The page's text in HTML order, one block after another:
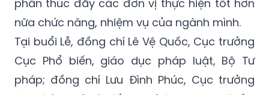
Tại buổi Lễ, đồng chí Lê Vệ Quốc, Cục trưởng
Cục Phổ biến, giáo dục pháp luật, Bộ Tư
pháp; đồng chí Lưu Đình Phúc, Cục trưởng
Cục Báo chí và đồng chí Phạm Anh Tuấn,
Cục trưởng Cục Thông tin đối ngoại, Bộ